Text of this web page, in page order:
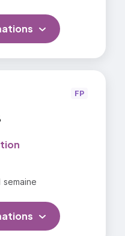
totale :
semaine
FP